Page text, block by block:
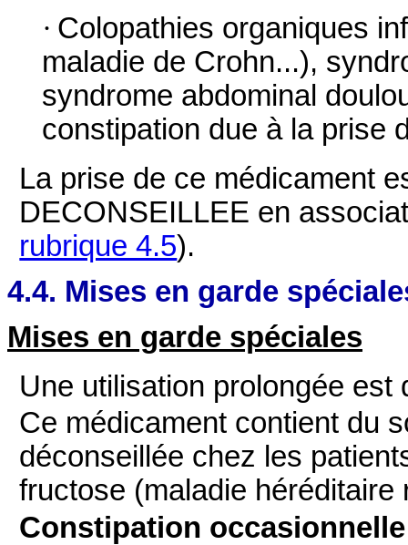
· Colopathies organiques
maladie de Crohn...),
syndrome abdominal
constipation due à la prise
La prise de ce médicament
DECONSEILLEE en
rubrique 4.5).
4.4. Mises en garde
Mises en garde spéciales
Une utilisation prolongée est
Ce médicament contient du
déconseillée chez les
fructose (maladie héréditaire
Constipation occasionnelle